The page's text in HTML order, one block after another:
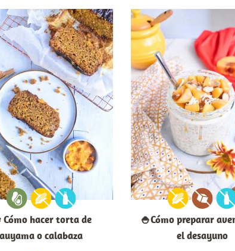
Cómo hacer torta de
auyama o calabaza
🍚Cómo preparar
el desayuno